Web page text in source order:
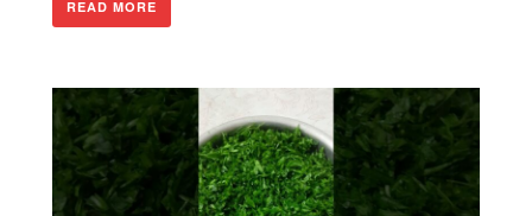
READ MORE